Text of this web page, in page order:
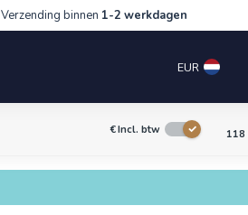
Verzending binnen 1-2 werkdagen
EUR
€Incl. btw 118